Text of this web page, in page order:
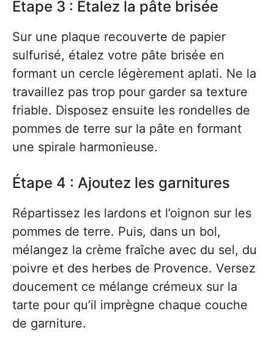
Étape 3 : Étalez la pâte brisée
Sur une plaque recouverte de papier
sulfurisé, étalez votre pâte brisée en
formant un cercle légèrement aplati. Ne la
travaillez pas trop pour garder sa texture
friable. Disposez ensuite les rondelles de
pommes de terre sur la pâte en formant
une spirale harmonieuse.
Étape 4 : Ajoutez les garnitures
Répartissez les lardons et l’oignon sur les
pommes de terre. Puis, dans un bol,
mélangez la crème fraîche avec du sel, du
poivre et des herbes de Provence. Versez
doucement ce mélange crémeux sur la
tarte pour qu’il imprègne chaque couche
de garniture.